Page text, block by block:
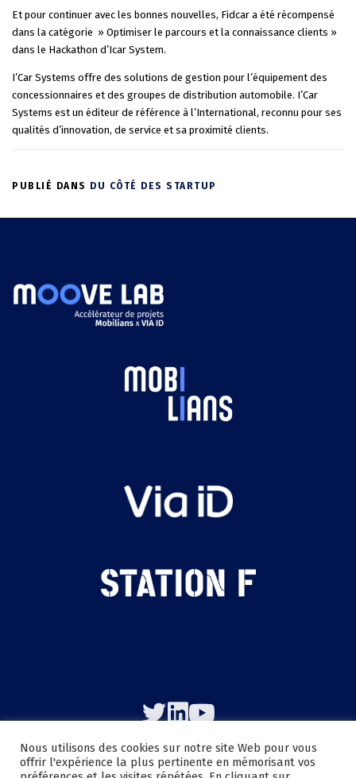
Et pour continuer avec les bonnes nouvelles, Fidcar a été récompensé
dans la catégorie » Optimiser le parcours et la connaissance clients »
dans le Hackathon d’Icar System.
I’Car Systems offre des solutions de gestion pour l’équipement des
concessionnaires et des groupes de distribution automobile. I’Car
Systems est un éditeur de référence à l’International, reconnu pour ses
qualités d’innovation, de service et sa proximité clients.
PUBLIÉ DANS DU CÔTÉ DES STARTUP
Nous utilisons des cookies sur notre site Web pour vous
offrir l'expérience la plus pertinente en mémorisant vos